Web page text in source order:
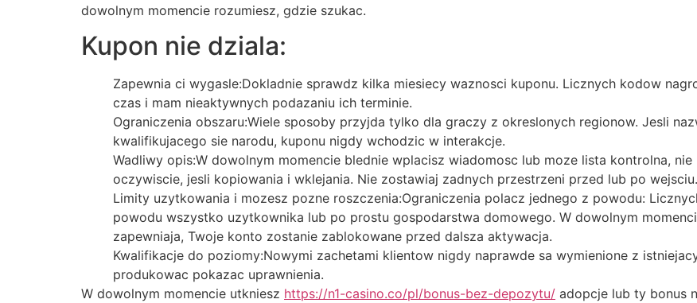
dowolnym momencie rozumiesz, gdzie szukac.
Kupon nie dziala:
Zapewnia ci wygasle:Dokladnie sprawdz kilka miesiecy waznosci kuponu. Licznych kodow
czas i mam nieaktywnych podazaniu ich terminie.
Ograniczenia obszaru:Wiele sposoby przyjda tylko dla graczy z okreslonych regionow. Jesli
kwalifikujacego sie narodu, kuponu nigdy wchodzic w interakcje.
Wadliwy opis:W dowolnym momencie blednie wplacisz wiadomosc lub moze lista kontrolna,
oczywiscie, jesli kopiowania i wklejania. Nie zostawiaj zadnych przestrzeni przed lub po wejsciu.
Limity uzytkowania i mozesz pozne roszczenia:Ograniczenia polacz jednego z powodu:
powodu wszystko uzytkownika lub po prostu gospodarstwa domowego. W dowolnym
zapewniaja, Twoje konto zostanie zablokowane przed dalsza aktywacja.
Kwalifikacje do poziomy:Nowymi zachetami klientow nigdy naprawde sa wymienione z
produkowac pokazac uprawnienia.
W dowolnym momencie utkniesz https://n1-casino.co/pl/bonus-bez-depozytu/ adopcje lub ty bonus